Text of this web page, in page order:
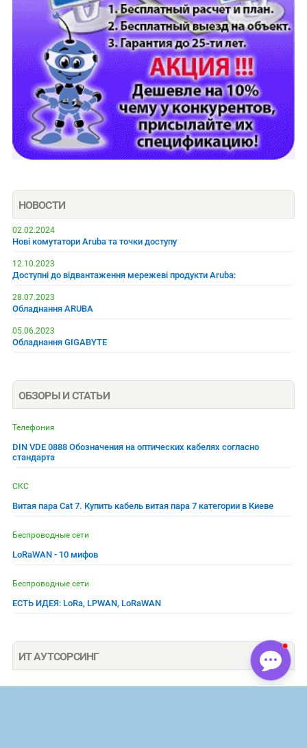
НОВОСТИ
02.02.2024
Нові комутатори Aruba та точки доступу
12.10.2023
Доступні до відвантаження мережеві продукти Aruba:
28.07.2023
Обладнання ARUBA
05.06.2023
Обладнання GIGABYTE
ОБЗОРЫ И СТАТЬИ
Телефония
DIN VDE 0888 Обозначения на оптических кабелях согласно
стандарта
СКС
Витая пара Cat 7. Купить кабель витая пара 7 категории в Киеве
Беспроводные сети
LoRaWAN - 10 мифов
Беспроводные сети
ЕСТЬ ИДЕЯ: LoRa, LPWAN, LoRaWAN
ИТ АУТСОРСИНГ